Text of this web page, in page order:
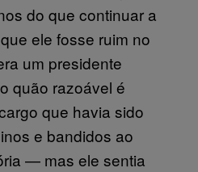
do que continuar a
ele fosse ruim no
um presidente
quão razoável é
que havia sido
e bandidos ao
— mas ele sentia